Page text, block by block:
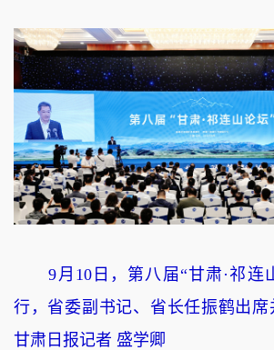
9月10日，第八届“甘肃·祁连
行，省委副书记、省长任振鹤出席
甘肃日报记者 盛学卿